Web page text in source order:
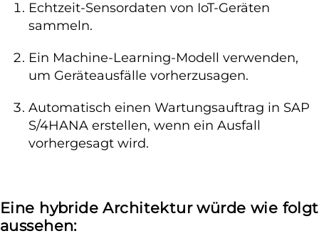
Echtzeit-Sensordaten von IoT-Geräten
sammeln.
Ein Machine-Learning-Modell verwenden,
um Geräteausfälle vorherzusagen.
Automatisch einen Wartungsauftrag in SAP
S/4HANA erstellen, wenn ein Ausfall
vorhergesagt wird.
Eine hybride Architektur würde wie folgt
aussehen: